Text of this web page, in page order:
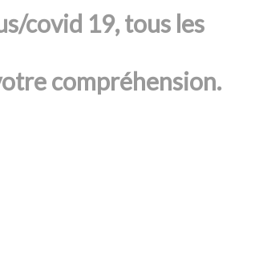
covid 19, tous les
compréhension.